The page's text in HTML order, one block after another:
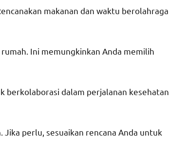
makanan dan waktu berolahraga
Ini memungkinkan Anda memilih
berkolaborasi dalam perjalanan kesehatan
Jika perlu, sesuaikan rencana Anda untuk